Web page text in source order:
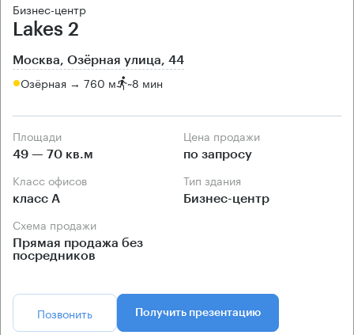
Бизнес-центр
Lakes 2
Москва, Озёрная улица, 44
Озёрная → 760 м ~8 мин
Площади
49 — 70 кв.м
Цена продажи
по запросу
Класс офисов
класс А
Тип здания
Бизнес-центр
Схема продажи
Прямая продажа без
посредников
Позвонить Получить презентацию